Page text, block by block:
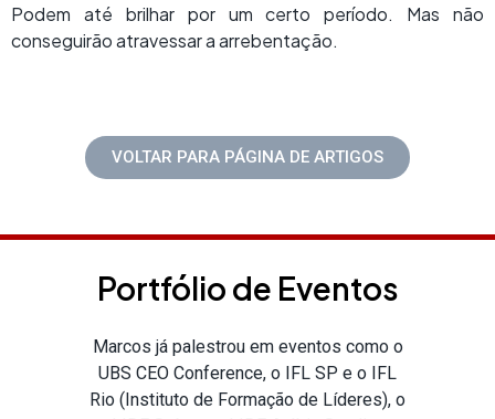
Podem até brilhar por um certo período. Mas não
conseguirão atravessar a arrebentação.
VOLTAR PARA PÁGINA DE ARTIGOS
Portfólio de Eventos
Marcos já palestrou em eventos como o
UBS CEO Conference, o IFL SP e o IFL
Rio (Instituto de Formação de Líderes), o